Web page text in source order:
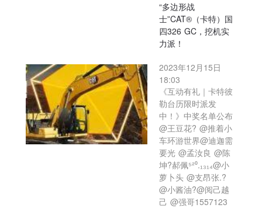
“多边形战
士”CAT®（卡特）国
四326 GC，挖机实
力派！
2023年12月15日
18:03
《互动有礼｜卡特彼
勒台历限时派发
中！》中奖名单公布
@王豆花? @推着小
车环游世界@迪迦需
要光 @孟汝良 @陈
坤?郝佩⁵²⁰.₁₃₁₄@小
萝卜头 @支昂张.?
@小酱油?@阅己越
己 @强哥1557123